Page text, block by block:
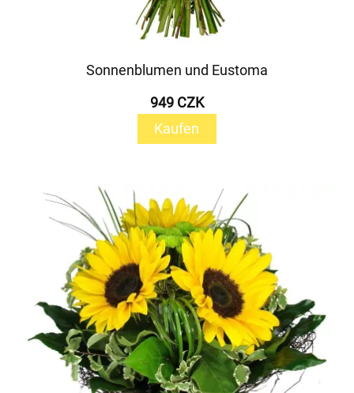
Sonnenblumen und Eustoma
949 CZK
Kaufen